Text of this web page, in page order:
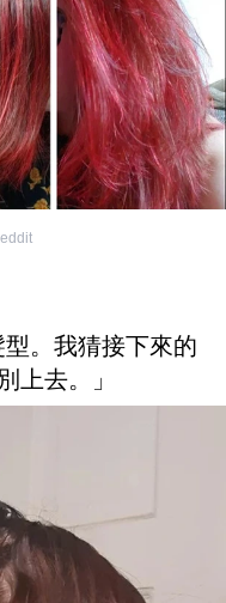
。我猜接下來的
上去。」